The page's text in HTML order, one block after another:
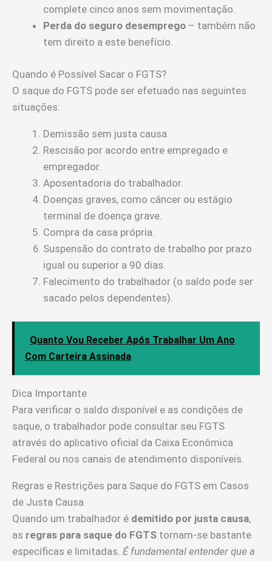
complete cinco anos sem movimentação.
Perda do seguro desemprego – também não
tem direito a este benefício.
Quando é Possível Sacar o FGTS?
O saque do FGTS pode ser efetuado nas seguintes
situações:
Demissão sem justa causa.
Rescisão por acordo entre empregado e
empregador.
Aposentadoria do trabalhador.
Doenças graves, como câncer ou estágio
terminal de doença grave.
Compra da casa própria.
Suspensão do contrato de trabalho por prazo
igual ou superior a 90 dias.
Falecimento do trabalhador (o saldo pode ser
sacado pelos dependentes).
Quanto Vou Receber Após Trabalhar Um Ano
Com Carteira Assinada
Dica Importante
Para verificar o saldo disponível e as condições de
saque, o trabalhador pode consultar seu FGTS
através do aplicativo oficial da Caixa Econômica
Federal ou nos canais de atendimento disponíveis.
Regras e Restrições para Saque do FGTS em Casos
de Justa Causa
Quando um trabalhador é demitido por justa causa,
as regras para saque do FGTS tornam-se bastante
específicas e limitadas. É fundamental entender que a